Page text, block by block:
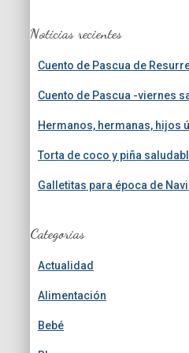
a
Noticias recientes
Cuento de Pascua de
Cuento de Pascua -viernes
Hermanos, hermanas, hijos
Torta de coco y piña
Galletitas para época de
Categorias
Actualidad
Alimentación
Bebé